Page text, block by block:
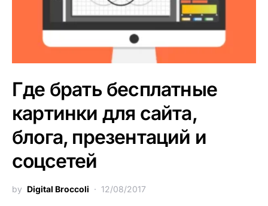
Где брать бесплатные
картинки для сайта,
блога, презентаций и
соцсетей
by Digital Broccoli 12/08/2017